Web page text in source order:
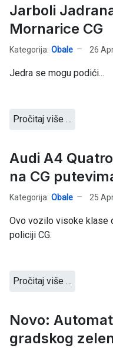
Jarboli
Mornarice CG
Kategorija: Obale 26
Jedra se mogu podići...
Pročitaj više …
Audi A4
na CG
Kategorija: Obale 25
Ovo vozilo visoke klase
policiji CG.
Pročitaj više …
Novo:
gradskog